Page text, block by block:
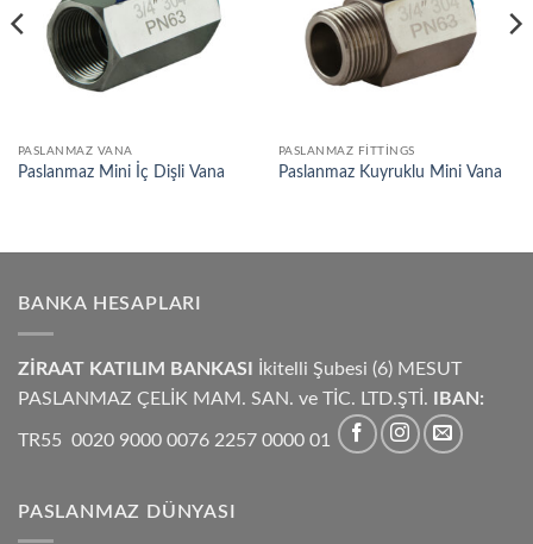
PASLANMAZ VANA
Paslanmaz Mini İç Dişli Vana
PASLANMAZ FITTINGS
Paslanmaz Kuyruklu Mini Vana
BANKA HESAPLARI
ZİRAAT KATILIM BANKASI
İkitelli Şubesi (6) MESUT
PASLANMAZ ÇELİK MAM. SAN. ve TİC. LTD.ŞTİ.
IBAN:
TR55 0020 9000 0076 2257 0000 01
PASLANMAZ DÜNYASI